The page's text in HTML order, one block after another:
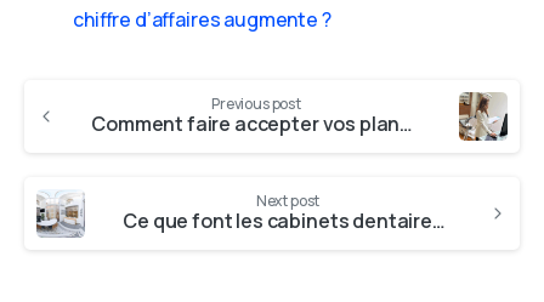
chiffre d’affaires augmente ?
Previous post
Comment faire accepter vos plans de traitement ? Voici 5 techniques efficaces pour augmenter votre taux d’acceptation !
Next post
Ce que font les cabinets dentaires les plus rentables en 30 jours !